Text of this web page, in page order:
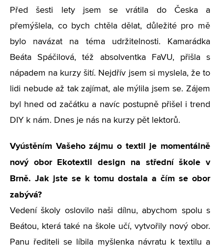
Před šesti lety jsem se vrátila do Česka a
přemýšlela, co bych chtěla dělat, důležité pro mě
bylo navázat na téma udržitelnosti. Kamarádka
Beáta Spáčilová, též absolventka FaVU, přišla s
nápadem na kurzy šití. Nejdřív jsem si myslela, že to
lidi nebude až tak zajímat, ale mýlila jsem se. Zájem
byl hned od začátku a navíc postupně přišel i trend
DIY k nám. Dnes je nás na kurzy pět lektorů.
Vyústěním Vašeho zájmu o textil je momentálně
nový obor Ekotextil design na střední škole v
Brně. Jak jste se k tomu dostala a čím se obor
zabývá?
Vedení školy oslovilo naši dílnu, abychom spolu s
Beátou, která také na škole učí, vytvořily nový obor.
Panu řediteli se líbila myšlenka návratu k textilu a